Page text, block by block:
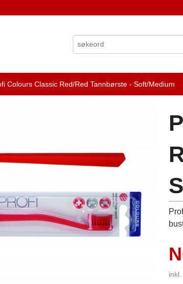
Colours Classic Red/Red Tannbørste - Soft/Medium
inkl.